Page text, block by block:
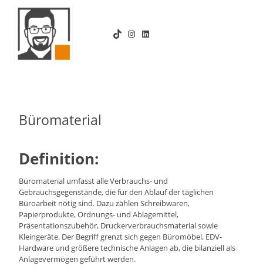
Zum
Inhalt
springen
TikTokInstagram
LinkedIn
Büromaterial
Definition:
Büromaterial umfasst alle Verbrauchs- und
Gebrauchsgegenstände, die für den Ablauf der täglichen
Büroarbeit nötig sind. Dazu zählen Schreibwaren,
Papierprodukte, Ordnungs- und Ablagemittel,
Präsentationszubehör, Druckerverbrauchsmaterial sowie
Kleingeräte. Der Begriff grenzt sich gegen Büromöbel, EDV-
Hardware und größere technische Anlagen ab, die bilanziell als
Anlagevermögen geführt werden.